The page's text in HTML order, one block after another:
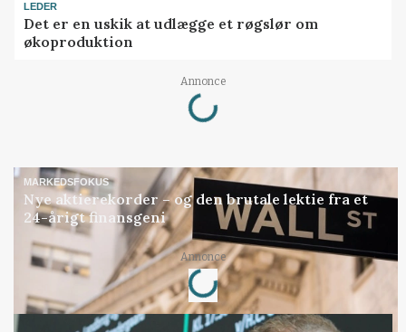
LEDER
Det er en uskik at udlægge et røgslør om
økoproduktion
Annonce
Loading...
MARKEDSFOKUS
Nye aktierekorder – og den brutale lektie fra et
24-årigt finansgeni
Annonce
Loading...